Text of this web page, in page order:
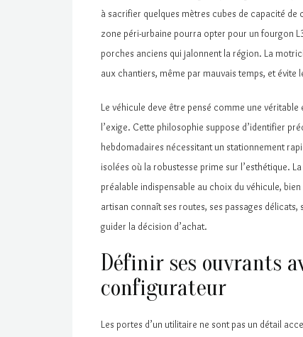
à sacrifier quelques mètres cubes de capacité de
zone péri-urbaine pourra opter pour un fourgon
porches anciens qui jalonnent la région. La
aux chantiers, même par mauvais temps, et
Le véhicule deve être pensé comme une
l’exige. Cette philosophie suppose d’identifier
hebdomadaires nécessitant un stationnement
isolées où la robustesse prime sur l’esthétique.
préalable indispensable au choix du véhicule,
artisan connaît ses routes, ses passages
guider la décision d’achat.
Définir ses ouvrants
configurateur
Les portes d’un utilitaire ne sont pas un détail